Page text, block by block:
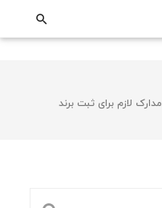

مدارک لازم برای ثبت برند